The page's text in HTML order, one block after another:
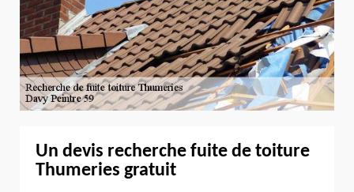
Un devis recherche fuite de toiture
Thumeries gratuit